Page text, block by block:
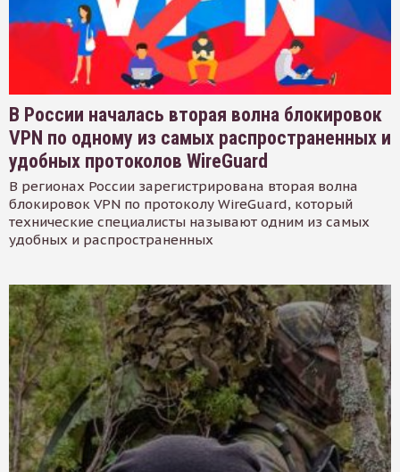
В России началась вторая волна блокировок
VPN по одному из самых распространенных и
удобных протоколов WireGuard
В регионах России зарегистрирована вторая волна
блокировок VPN по протоколу WireGuard, который
технические специалисты называют одним из самых
удобных и распространенных